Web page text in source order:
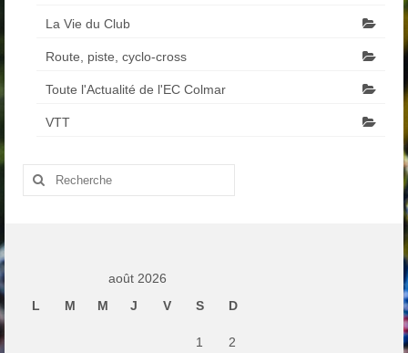
La Vie du Club
Route, piste, cyclo-cross
Toute l'Actualité de l'EC Colmar
VTT
Rechercher
août 2026
L
M M J V S D
1 2